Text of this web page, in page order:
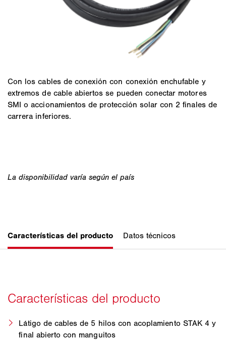
Con los cables de conexión con conexión enchufable y
extremos de cable abiertos se pueden conectar motores
SMI o accionamientos de protección solar con 2 finales de
carrera inferiores.
Látigo de cables de 5 hilos con acoplamiento STAK 4 y
final abierto con manguitos